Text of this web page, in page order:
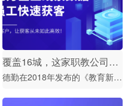
覆盖16城，这家职教公司如何利用营销数字化为业绩提效？| 客户案例
德勤在2018年发布的《教育新时代》报告中预测，至2020年，中国职业教育市场规模将达1.24万亿元，占教育总市场的37%。 在这万亿市场之下，易思训教育专注IT技术人才培训板块，致力于成为该领域的头部玩家。 易思训的课程服务包含小班授课、线下面授